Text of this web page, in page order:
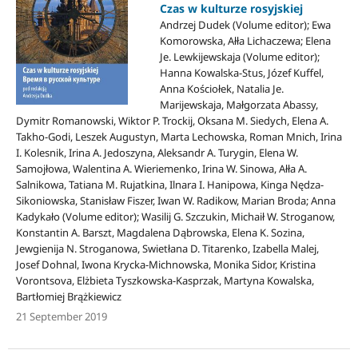
Czas w kulturze rosyjskiej
Andrzej Dudek (Volume editor); Ewa
Komorowska, Ałła Lichaczewa; Elena
Je. Lewkijewskaja (Volume editor);
Hanna Kowalska-Stus, Józef Kuffel,
Anna Kościołek, Natalia Je.
Marijewskaja, Małgorzata Abassy,
Dymitr Romanowski, Wiktor P. Trockij, Oksana M. Siedych, Elena A.
Takho-Godi, Leszek Augustyn, Marta Lechowska, Roman Mnich, Irina
I. Kolesnik, Irina A. Jedoszyna, Aleksandr A. Turygin, Elena W.
Samojłowa, Walentina A. Wieriemenko, Irina W. Sinowa, Ałła A.
Salnikowa, Tatiana M. Rujatkina, Ilnara I. Hanipowa, Kinga Nędza-
Sikoniowska, Stanisław Fiszer, Iwan W. Radikow, Marian Broda; Anna
Kadykało (Volume editor); Wasilij G. Szczukin, Michaił W. Stroganow,
Konstantin A. Barszt, Magdalena Dąbrowska, Elena K. Sozina,
Jewgienija N. Stroganowa, Swietłana D. Titarenko, Izabella Malej,
Josef Dohnal, Iwona Krycka-Michnowska, Monika Sidor, Kristina
Vorontsova, Elżbieta Tyszkowska-Kasprzak, Martyna Kowalska,
Bartłomiej Brążkiewicz
21 September 2019